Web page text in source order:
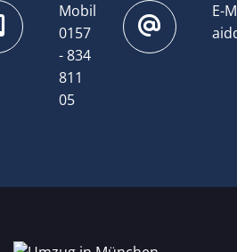
Mobil
0157
- 834
811
05
E-